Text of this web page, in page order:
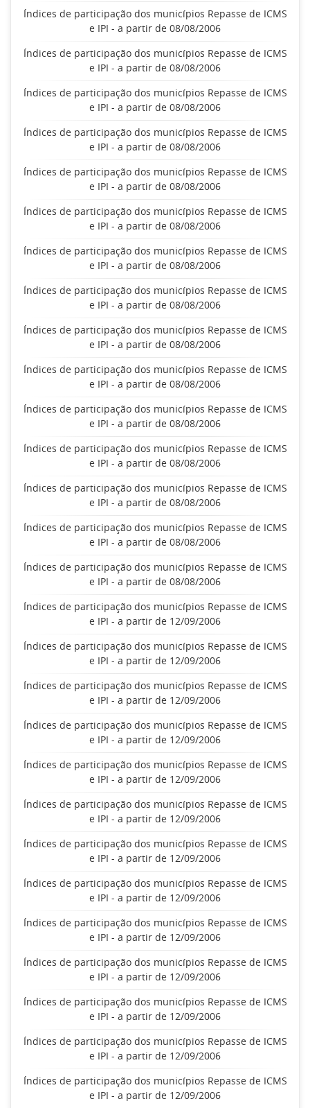
Índices de participação dos municípios Repasse de ICMS
e IPI - a partir de 08/08/2006
Índices de participação dos municípios Repasse de ICMS
e IPI - a partir de 08/08/2006
Índices de participação dos municípios Repasse de ICMS
e IPI - a partir de 08/08/2006
Índices de participação dos municípios Repasse de ICMS
e IPI - a partir de 08/08/2006
Índices de participação dos municípios Repasse de ICMS
e IPI - a partir de 08/08/2006
Índices de participação dos municípios Repasse de ICMS
e IPI - a partir de 08/08/2006
Índices de participação dos municípios Repasse de ICMS
e IPI - a partir de 08/08/2006
Índices de participação dos municípios Repasse de ICMS
e IPI - a partir de 08/08/2006
Índices de participação dos municípios Repasse de ICMS
e IPI - a partir de 08/08/2006
Índices de participação dos municípios Repasse de ICMS
e IPI - a partir de 08/08/2006
Índices de participação dos municípios Repasse de ICMS
e IPI - a partir de 08/08/2006
Índices de participação dos municípios Repasse de ICMS
e IPI - a partir de 08/08/2006
Índices de participação dos municípios Repasse de ICMS
e IPI - a partir de 08/08/2006
Índices de participação dos municípios Repasse de ICMS
e IPI - a partir de 08/08/2006
Índices de participação dos municípios Repasse de ICMS
e IPI - a partir de 08/08/2006
Índices de participação dos municípios Repasse de ICMS
e IPI - a partir de 12/09/2006
Índices de participação dos municípios Repasse de ICMS
e IPI - a partir de 12/09/2006
Índices de participação dos municípios Repasse de ICMS
e IPI - a partir de 12/09/2006
Índices de participação dos municípios Repasse de ICMS
e IPI - a partir de 12/09/2006
Índices de participação dos municípios Repasse de ICMS
e IPI - a partir de 12/09/2006
Índices de participação dos municípios Repasse de ICMS
e IPI - a partir de 12/09/2006
Índices de participação dos municípios Repasse de ICMS
e IPI - a partir de 12/09/2006
Índices de participação dos municípios Repasse de ICMS
e IPI - a partir de 12/09/2006
Índices de participação dos municípios Repasse de ICMS
e IPI - a partir de 12/09/2006
Índices de participação dos municípios Repasse de ICMS
e IPI - a partir de 12/09/2006
Índices de participação dos municípios Repasse de ICMS
e IPI - a partir de 12/09/2006
Índices de participação dos municípios Repasse de ICMS
e IPI - a partir de 12/09/2006
Índices de participação dos municípios Repasse de ICMS
e IPI - a partir de 12/09/2006